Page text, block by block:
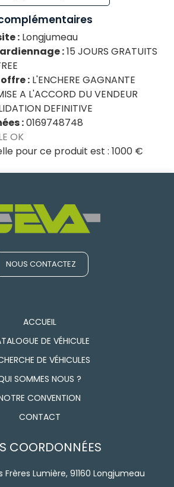
: Longjumeau
:15 JOURS GRATUITS
: L'ENCHERE GAGNANTE
A L'ACCORD DU VENDEUR
DEFINITIVE
:0169748748
OK
pour ce produit est :1000 €
NOUS CONTACTEZ
ACCUEIL
DE VÉHICULE
DE VÉHICULES
SOMMES NOUS ?
CONVENTION
CONTACT
COORDONNÉES
Frères Lumière, 91160 Longjumeau